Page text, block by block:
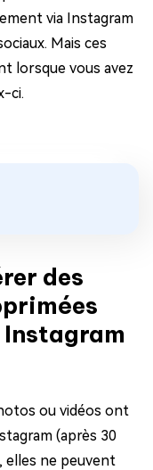
via Instagram
Mais ces
lorsque vous avez
ci.
des
ou vidéos ont
(après 30
elles ne peuvent